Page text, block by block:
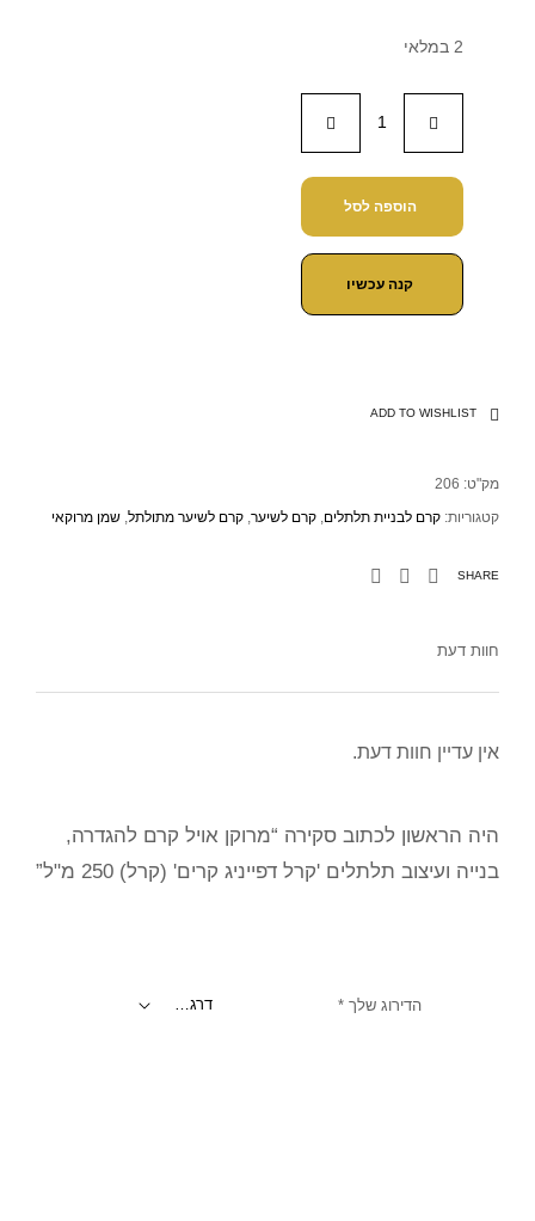
2 במלאי
הוספה לסל
קנה עכשיו
ADD TO WISHLIST
מק"ט: 206
קטגוריות: קרם לבניית תלתלים, קרם לשיער, קרם לשיער מתולתל, שמן מרוקאי
SHARE
חוות דעת
אין עדיין חוות דעת.
היה הראשון לכתוב סקירה “מרוקן אויל קרם להגדרה,
בנייה ועיצוב תלתלים 'קרל דפייניג קרים' (קרל) 250 מ"ל”
הדירוג שלך *